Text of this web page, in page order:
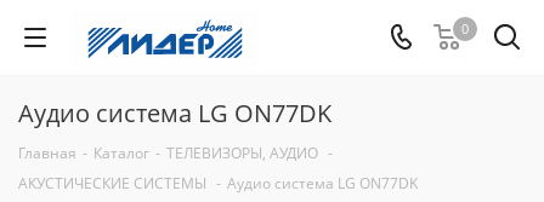
0
Аудио система LG ON77DK
Главная - Каталог - ТЕЛЕВИЗОРЫ, АУДИО -
АКУСТИЧЕСКИЕ СИСТЕМЫ - Аудио система LG ON77DK